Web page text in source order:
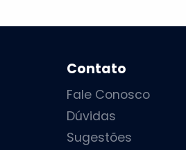
Contato
Fale Conosco
Dúvidas
Sugestões